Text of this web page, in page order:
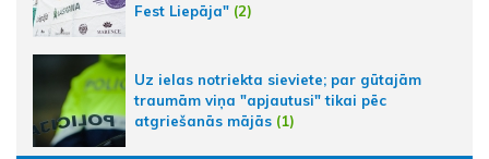
Fest Liepāja" (2)
Uz ielas notriekta sieviete; par gūtajām
traumām viņa "apjautusi" tikai pēc
atgriešanās mājās (1)